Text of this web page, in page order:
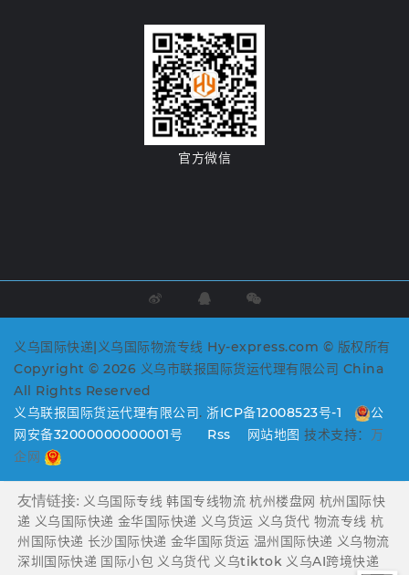
官方微信
义乌国际快递|义乌国际物流专线 Hy-express.com © 版权所有
Copyright © 2026 义乌市联报国际货运代理有限公司 China
All Rights Reserved
义乌联报国际货运代理有限公司. 浙ICP备12008523号-1
公
网安备32000000000001号
Rss 网站地图 技术支持： 万
企网
友情链接: 义乌国际专线 韩国专线物流 杭州楼盘网 杭州国际快
递 义乌国际快递 金华国际快递 义乌货运 义乌货代 物流专线 杭
州国际快递 长沙国际快递 金华国际货运 温州国际快递 义乌物流
深圳国际快递 国际小包 义乌货代 义乌tiktok 义乌AI跨境快递